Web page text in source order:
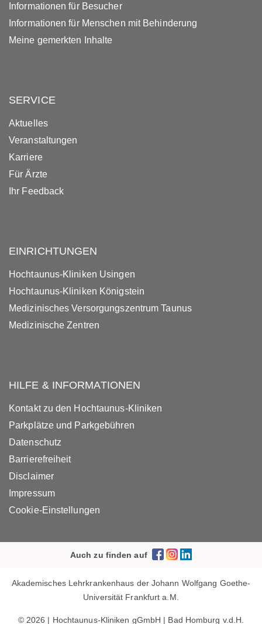
Informationen für Besucher
Informationen für Menschen mit Behinderung
Meine gemerkten Inhalte
SERVICE
Aktuelles
Veranstaltungen
Karriere
Für Ärzte
Ihr Feedback
EINRICHTUNGEN
Hochtaunus-Kliniken Usingen
Hochtaunus-Kliniken Königstein
Medizinisches Versorgungszentrum Taunus
Medizinische Zentren
HILFE & INFORMATIONEN
Kontakt zu den Hochtaunus-Kliniken
Parkplätze und Parkgebühren
Datenschutz
Barrierefreiheit
Disclaimer
Impressum
Cookie-Einstellungen
Auch zu finden auf
Akademisches Lehrkrankenhaus der Johann Wolfgang Goethe-
Universität Frankfurt a.M.
© 2026 | Hochtaunus-Kliniken gGmbH | Bad Homburg v.d.H.